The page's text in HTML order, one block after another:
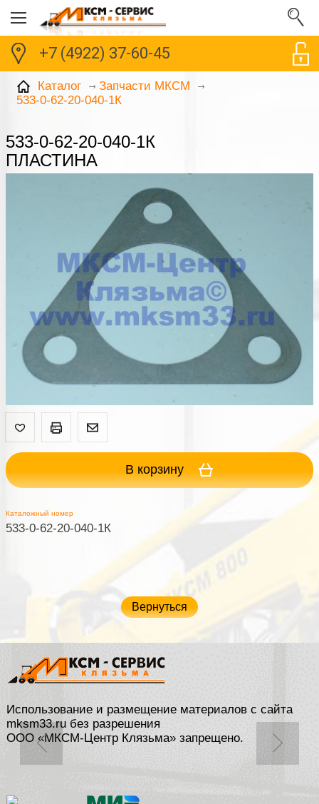
+7 (4922) 37-60-45
Каталог
Запчасти МКСМ
533-0-62-20-040-1К
533-0-62-20-040-1К
ПЛАСТИНА
В корзину
Каталожный номер
533-0-62-20-040-1К
Вернуться
Использование и размещение материалов с сайта
mksm33.ru без разрешения
ООО «МКСМ-Центр Клязьма» запрещено.